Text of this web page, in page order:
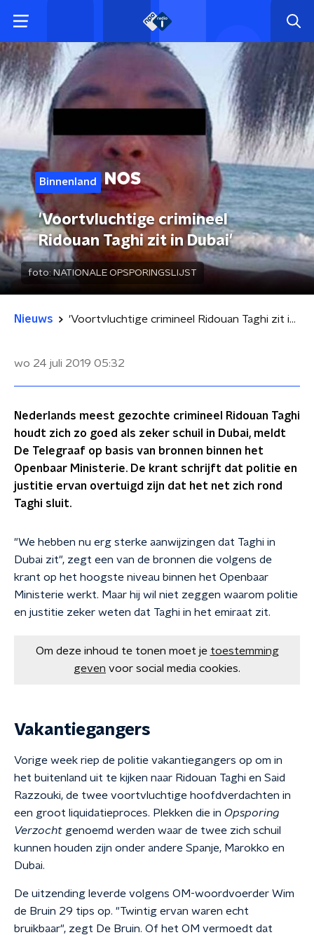
Binnenland
'Voortvluchtige crimineel
Ridouan Taghi zit in Dubai'
foto:NATIONALE OPSPORINGSLIJST
Nieuws 'Voortvluchtige crimineel Ridouan Taghi zit in Dubai'
wo 24 juli 2019 05:32
Nederlands meest gezochte crimineel Ridouan Taghi
houdt zich zo goed als zeker schuil in Dubai, meldt
De Telegraaf op basis van bronnen binnen het
Openbaar Ministerie. De krant schrijft dat politie en
justitie ervan overtuigd zijn dat het net zich rond
Taghi sluit.
"We hebben nu erg sterke aanwijzingen dat Taghi in
Dubai zit", zegt een van de bronnen die volgens de
krant op het hoogste niveau binnen het Openbaar
Ministerie werkt. Maar hij wil niet zeggen waarom politie
en justitie zeker weten dat Taghi in het emiraat zit.
Om deze inhoud te tonen moet je toestemming
geven voor social media cookies.
Vakantiegangers
Vorige week riep de politie vakantiegangers op om in
het buitenland uit te kijken naar Ridouan Taghi en Said
Razzouki, de twee voortvluchtige hoofdverdachten in
een groot liquidatieproces. Plekken die in Opsporing
Verzocht genoemd werden waar de twee zich schuil
kunnen houden zijn onder andere Spanje, Marokko en
Dubai.
De uitzending leverde volgens OM-woordvoerder Wim
de Bruin 29 tips op. "Twintig ervan waren echt
bruikbaar", zegt De Bruin. Of het OM vermoedt dat